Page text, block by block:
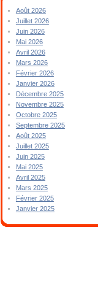
Août 2026
Juillet 2026
Juin 2026
Mai 2026
Avril 2026
Mars 2026
Février 2026
Janvier 2026
Décembre 2025
Novembre 2025
Octobre 2025
Septembre 2025
Août 2025
Juillet 2025
Juin 2025
Mai 2025
Avril 2025
Mars 2025
Février 2025
Janvier 2025